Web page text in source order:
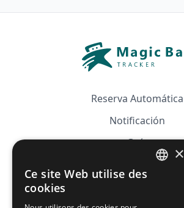
Reserva Automática
Notificación
Guía
×
Ce site Web utilise des
cookies